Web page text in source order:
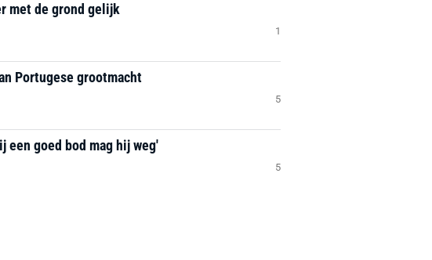
met de grond gelijk
1
Portugese grootmacht
5
een goed bod mag hij weg'
5